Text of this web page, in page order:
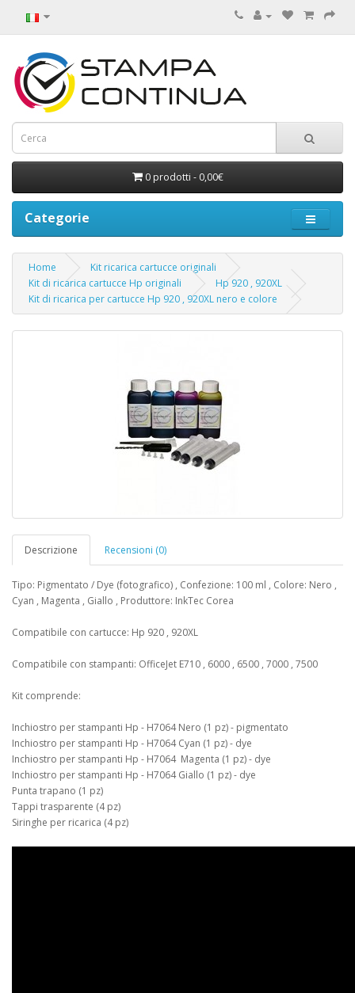
0 prodotti - 0,00€
Categorie
Home
Kit ricarica cartucce originali
Kit di ricarica cartucce Hp originali
Hp 920 , 920XL
Kit di ricarica per cartucce Hp 920 , 920XL nero e colore
Descrizione Recensioni (0)
Tipo: Pigmentato / Dye (fotografico) , Confezione: 100 ml , Colore: Nero ,
Cyan , Magenta , Giallo , Produttore: InkTec Corea
Compatibile con cartucce: Hp 920 , 920XL
Compatibile con stampanti: OfficeJet E710 , 6000 , 6500 , 7000 , 7500
Kit comprende:
Inchiostro per stampanti Hp - H7064 Nero (1 pz) - pigmentato
Inchiostro per stampanti Hp - H7064 Cyan (1 pz) - dye
Inchiostro per stampanti Hp - H7064 Magenta (1 pz) - dye
Inchiostro per stampanti Hp - H7064 Giallo (1 pz) - dye
Punta trapano (1 pz)
Tappi trasparente (4 pz)
Siringhe per ricarica (4 pz)